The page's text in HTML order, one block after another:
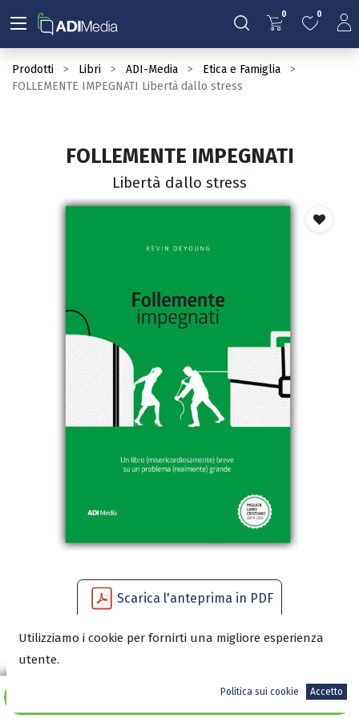
0 0
Prodotti Libri ADI-Media
Etica e Famiglia
FOLLEMENTE IMPEGNATI Libertà dallo stress
Aggiungi al carrello
FOLLEMENTE IMPEGNATI
Libertà dallo stress
Scarica l'anteprima in PDF
Utilizziamo i cookie per fornirti una migliore esperienza
utente.
Politica sui cookie Accetto